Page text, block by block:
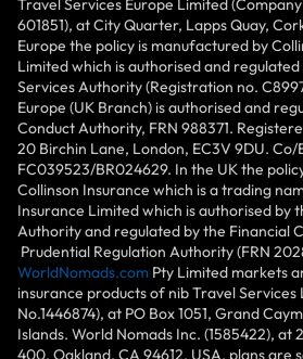
Travel Services Europe Limited
601851), at City Quarter, Lapps Quay,
Europe the policy is manufactured by
Limited which is authorised and
Services Authority (Registration no.
Europe (UK Branch) is authorised and
Conduct Authority, FRN 988371.
20 Birchin Lane, London, EC3V 9DU. Co/
FC039523/BR024629. In the UK the
Collinson Insurance which is a trading
Insurance Limited which is authorised by
Authority and regulated by the Financial
Prudential Regulation Authority (FRN
WorldNomads.com Pty Limited markets
insurance products of nib Travel Services
No.1446874), at PO Box 1051, Grand
Islands. World Nomads Inc. (1585422), at
400, Oakland, CA 94612, USA, plans are